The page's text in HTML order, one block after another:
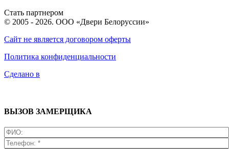
Стать партнером
© 2005 - 2026. ООО «Двери Белоруссии»
Сайт не является договором оферты
Политика конфиденциальности
Сделано в
ВЫЗОВ ЗАМЕРЩИКА